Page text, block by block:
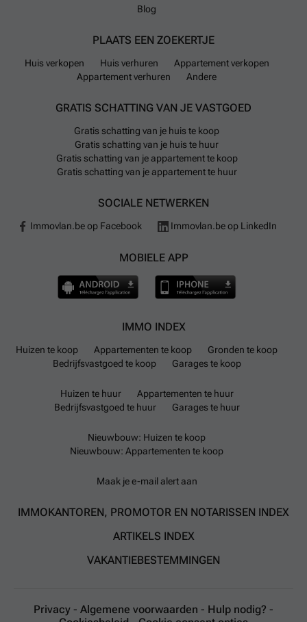
Blog
PLAATS EEN ZOEKERTJE
Huis verkopen Huis verhuren
Appartement verkopen
Appartement verhuren
Andere
GRATIS SCHATTING VAN JE VASTGOED
Gratis schatting van je huis te koop
Gratis schatting van je huis te huur
Gratis schatting van je appartement te koop
Gratis schatting van je appartement te huur
SOCIALE NETWERKEN
Immovlan.be op Facebook Immovlan.be op LinkedIn
MOBIELE APP
IMMO INDEX
Huizen te koop Appartementen te koop
Gronden te koop
Bedrijfsvastgoed te koop
Garages te koop
Huizen te huur
Appartementen te huur
Bedrijfsvastgoed te huur
Garages te huur
Nieuwbouw: Huizen te koop
Nieuwbouw: Appartementen te koop
Maak je e-mail alert aan
IMMOKANTOREN, PROMOTOR EN NOTARISSEN INDEX
ARTIKELS INDEX
VAKANTIEBESTEMMINGEN
Privacy - Algemene voorwaarden - Hulp nodig? -